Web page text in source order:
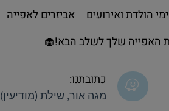
האפייה שלך לשלב הבא!🧁
כתובתנו:
מגה אור, שילת (מודיעין)
ימי הולדת ואירועים אביזרים לאפייה